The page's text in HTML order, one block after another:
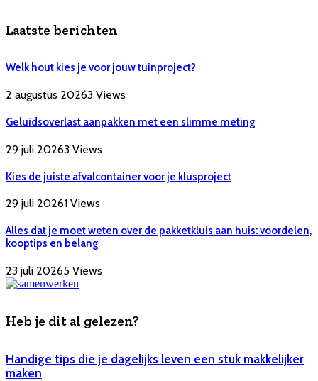
Laatste berichten
Welk hout kies je voor jouw tuinproject?
2 augustus 20263 Views
Geluidsoverlast aanpakken met een slimme meting
29 juli 20263 Views
Kies de juiste afvalcontainer voor je klusproject
29 juli 20261 Views
Alles dat je moet weten over de pakketkluis aan huis: voordelen,
kooptips en belang
23 juli 20265 Views
Heb je dit al gelezen?
Handige tips die je dagelijks leven een stuk makkelijker
maken